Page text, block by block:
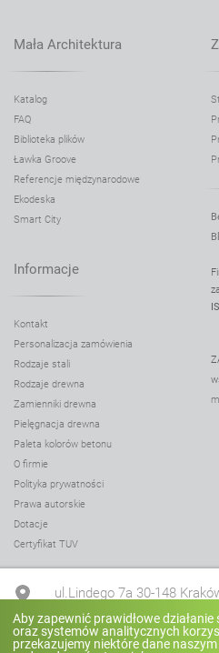
Mała Architektura
Katalog
FAQ
Biblioteka plików
Ławka Groove
Referencje międzynarodowe
Ekodeska
Smart City
Informacje
Kontakt
Personalizacja zamówienia
Rodzaje stali
Rodzaje drewna
Zamienniki drewna
Pielęgnacja drewna
Paleta kolorów betonu
O firmie
Polityka prywatności
Prawa autorskie
Dotacje
Certyfikat TUV
ul.Lindego 7a 30-148
+48 12 636 90 27
Aby zapewnić prawidłowe
oraz systemów analitycznych
przekazujemy niektóre dane